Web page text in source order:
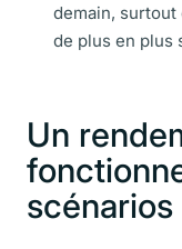
demain,
de plus en plus
Un
scénarios